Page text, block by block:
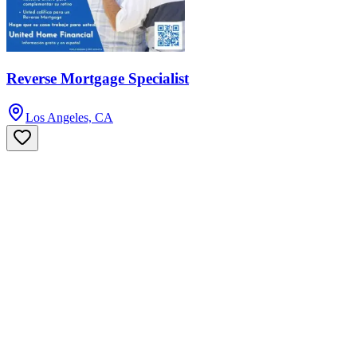
Reverse Mortgage Specialist
Los Angeles, CA